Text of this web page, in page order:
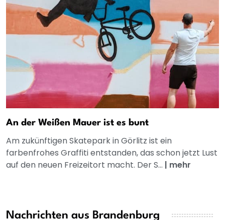
An der Weißen Mauer ist es bunt
Am zukünftigen Skatepark in Görlitz ist ein
farbenfrohes Graffiti entstanden, das schon jetzt Lust
auf den neuen Freizeitort macht. Der S... | mehr
Nachrichten aus Brandenburg